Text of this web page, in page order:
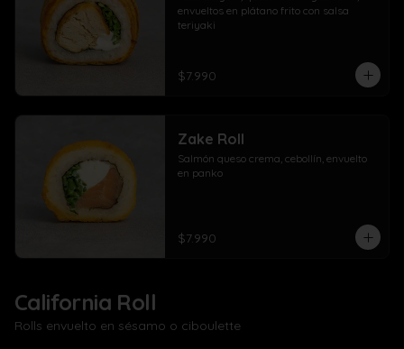
envueltos en plátano frito con salsa
teriyaki
$7.990
Zake Roll
Salmón queso crema, cebollín, envuelto
en panko
$7.990
California Roll
Rolls envuelto en sésamo o ciboulette